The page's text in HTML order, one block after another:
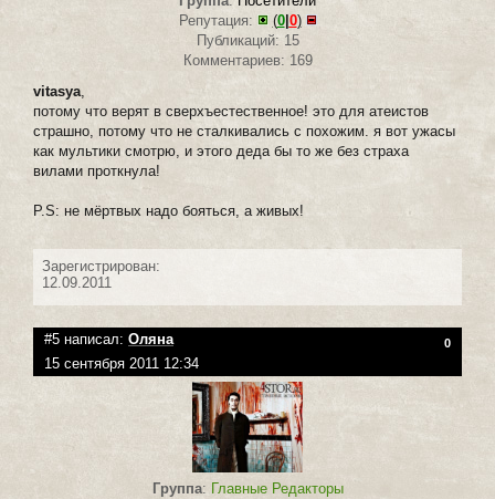
Репутация:
(0| 0)
Публикаций: 15
Комментариев: 169
vitasya,
потому что верят в сверхъестественное! это для атеистов
страшно, потому что не сталкивались с похожим. я вот ужасы
как мультики смотрю, и этого деда бы то же без страха
вилами проткнула!
P.S: не мёртвых надо бояться, а живых!
Зарегистрирован:
12.09.2011
#5 написал: Оляна 0
15 сентября 2011 12:34
Группа: Главные Редакторы